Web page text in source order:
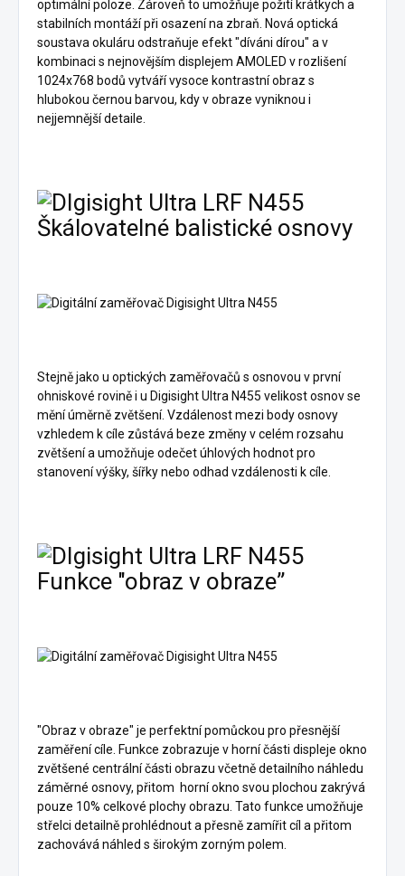
optimální poloze. Zároveň to umožňuje požití krátkych a
stabilních montáží při osazení na zbraň. Nová optická
soustava okuláru odstraňuje efekt "díváni dírou" a v
kombinaci s nejnovějším displejem AMOLED v rozlišení
1024x768 bodů vytváří vysoce kontrastní obraz s
hlubokou černou barvou, kdy v obraze vyniknou i
nejjemnější detaile.
Škálovatelné balistické osnovy
Stejně jako u optických zaměřovačů s osnovou v první
ohniskové rovině i u Digisight Ultra N455 velikost osnov se
mění úměrně zvětšení. Vzdálenost mezi body osnovy
vzhledem k cíle zůstává beze změny v celém rozsahu
zvětšení a umožňuje odečet úhlových hodnot pro
stanovení výšky, šířky nebo odhad vzdálenosti k cíle.
Funkce "obraz v obraze”
"Obraz v obraze" je perfektní pomůckou pro přesnější
zaměření cíle. Funkce zobrazuje v horní části displeje okno
zvětšené centrální části obrazu včetně detailního náhledu
záměrné osnovy, přitom horní okno svou plochou zakrývá
pouze 10% celkové plochy obrazu. Tato funkce umožňuje
střelci detailně prohlédnout a přesně zamířit cíl a přitom
zachovává náhled s širokým zorným polem.